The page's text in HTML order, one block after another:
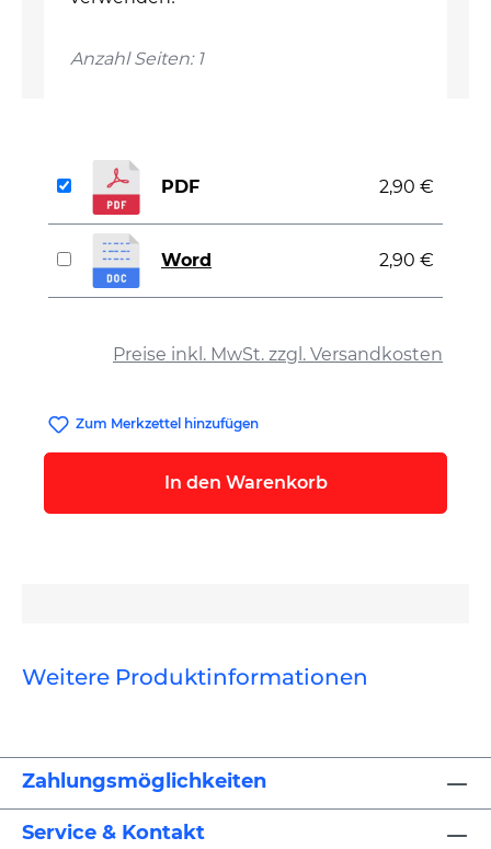
Anzahl Seiten: 1
Preise inkl. MwSt. zzgl. Versandkosten
PDF 2,90 €
Word 2,90 €
Zum Merkzettel hinzufügen
In den Warenkorb
Weitere Produktinformationen
Zahlungsmöglichkeiten
Service & Kontakt